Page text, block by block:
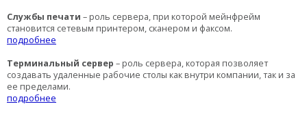
Службы печати – роль сервера, при которой мейнфрейм
становится сетевым принтером, сканером и факсом.
подробнее
Терминальный сервер – роль сервера, которая позволяет
создавать удаленные рабочие столы как внутри компании, так и за
ее пределами.
подробнее